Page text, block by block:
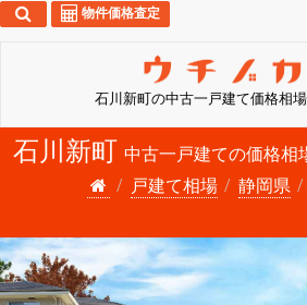
石川新町の中古一戸建て価格相
物件価格査定
石川新町 中古一戸建ての価格相
戸建て相場
静岡県